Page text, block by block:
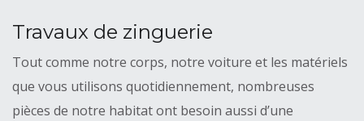
Travaux de zinguerie
Tout comme notre corps, notre voiture et les matériels
que vous utilisons quotidiennement, nombreuses
pièces de notre habitat ont besoin aussi d’une